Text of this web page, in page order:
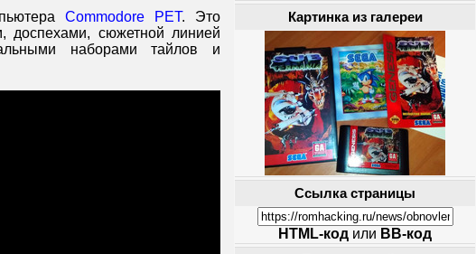
Commodore PET. Это
доспехами, сюжетной линией
наборами тайлов и
Картинка из галереи
Ссылка страницы
HTML-код или BB-код